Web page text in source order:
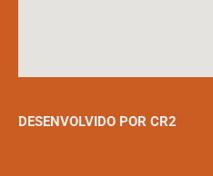
DESENVOLVIDO POR CR2